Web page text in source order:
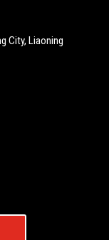
City, Liaoning